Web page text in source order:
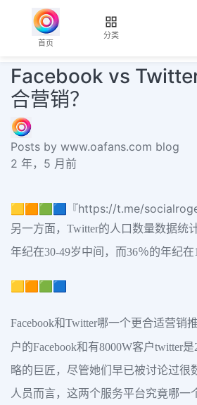
首页
分类
Facebook vs
合营销？
Posts by www.oafans.com blog
2 年，5 月前
🟨🟧🟩🟦『https://t.me/
另一方面，Twitter的人口数量数据统
年纪在30-49岁中间，而36％的年纪在
🟨🟧🟩🟦
Facebook和Twitter哪一个更合适营销
户的Facebook和有8000W客户twitter
略的巨匠，尽管她们早已被讨论过很
人员而言，这两个服务平台究竟哪一